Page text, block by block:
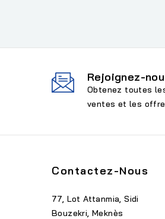
Rejoignez-
Obtenez toutes
ventes et les
Contactez-Nous
77, Lot Attanmia, Sidi
Bouzekri, Meknès